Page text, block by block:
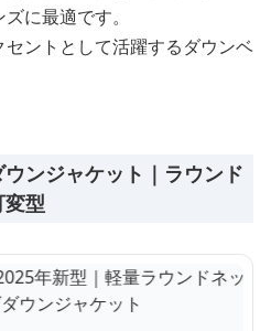
に最適です。
ントとして活躍するダウンベ
ンジャケット｜ラウンド
型